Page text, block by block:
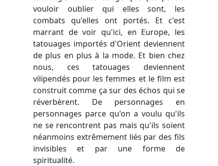
vouloir oublier qui elles sont, les
combats qu'elles ont portés. Et c'est
marrant de voir qu'ici, en Europe, les
tatouages importés d'Orient deviennent
de plus en plus à la mode. Et bien chez
nous, ces tatouages deviennent
vilipendés pour les femmes et le film est
construit comme ça sur des échos qui se
réverbèrent. De personnages en
personnages parce qu'on a voulu qu'ils
ne se rencontrent pas mais qu'ils soient
néanmoins extrêmement liés par des fils
invisibles et par une forme de
spiritualité.